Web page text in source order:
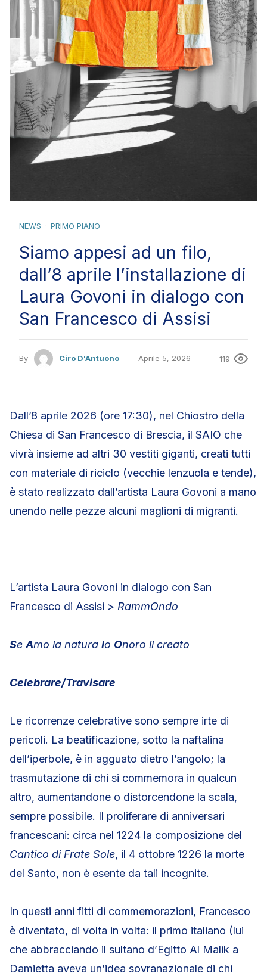
NEWS PRIMO PIANO
Siamo appesi ad un filo,
dall’8 aprile l’installazione di
Laura Govoni in dialogo con
San Francesco di Assisi
By Ciro D'Antuono Aprile 5, 2026 119
Dall’8 aprile 2026 (ore 17:30), nel Chiostro della
Chiesa di San Francesco di Brescia, il SAIO che
vivrà insieme ad altri 30 vestiti giganti, creati tutti
con materiale di riciclo (vecchie lenzuola e tende),
è stato realizzato dall’artista Laura Govoni a mano
unendo nelle pezze alcuni maglioni di migranti.
L’artista Laura Govoni in dialogo con San
Francesco di Assisi > RammOndo
SeAmo la natura Io Onoro il creato
Celebrare/Travisare
Le ricorrenze celebrative sono sempre irte di
pericoli. La beatificazione, sotto la naftalina
dell’iperbole, è in agguato dietro l’angolo; la
trasmutazione di chi si commemora in qualcun
altro, aumentandone o distorcendone la scala,
sempre possibile. Il proliferare di anniversari
francescani: circa nel 1224 la composizione del
Cantico di Frate Sole, il 4 ottobre 1226 la morte
del Santo, non è esente da tali incognite.
In questi anni fitti di commemorazioni, Francesco
è diventato, di volta in volta: il primo italiano (lui
che abbracciando il sultano d’Egitto Al Malik a
Damietta aveva un’idea sovranazionale di chi